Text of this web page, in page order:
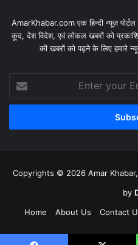
AmarKhabar.com एक हिन्दी न्यूज़
कूद, देश विदेश, एवं लोकल खबरों को
की खबरों को पढ़ने के लिए हमारे
your
Email
Copyrights © 2026 Amar
by
Home
About Us Contact